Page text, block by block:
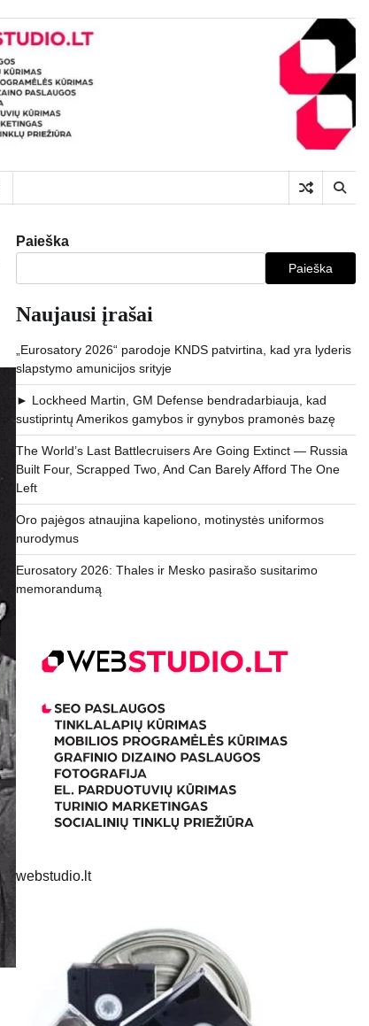
Paieška
Paieška
Naujausi įrašai
„Eurosatory 2026“ parodoje KNDS patvirtina, kad yra lyderis
slapstymo amunicijos srityje
► Lockheed Martin, GM Defense bendradarbiauja, kad
sustiprintų Amerikos gamybos ir gynybos pramonės bazę
The World’s Last Battlecruisers Are Going Extinct — Russia
Built Four, Scrapped Two, And Can Barely Afford The One
Left
Oro pajėgos atnaujina kapeliono, motinystės uniformos
nurodymus
Eurosatory 2026: Thales ir Mesko pasirašo susitarimo
memorandumą
webstudio.lt